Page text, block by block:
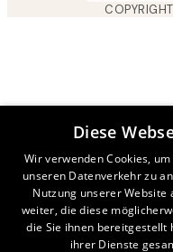
Diese
Wir verwenden Cookies,
unseren Datenverkehr zu
Nutzung unserer Website
weiter, die diese
die Sie ihnen bereitgestellt
ihrer Dienste